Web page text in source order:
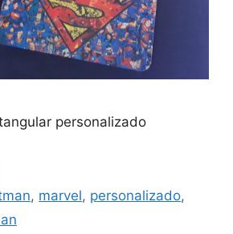
personalizado
, marvel, personalizado,